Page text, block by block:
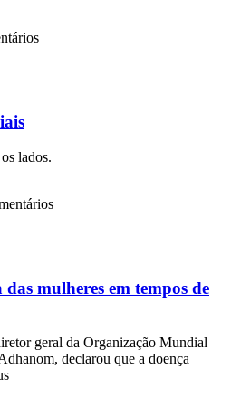
lados.
mulheres em tempos de
geral da Organização Mundial
declarou que a doença